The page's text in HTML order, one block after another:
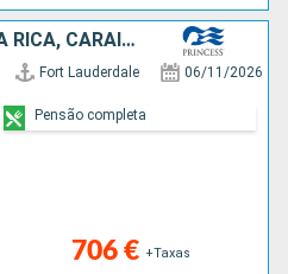
ARUBA, PANAMA, COSTA RICA, CARAIBAS - MEXICO, ESTADOS UNIDOS
Fort Lauderdale 06/11/2026
706 € +Taxas
Pensão completa